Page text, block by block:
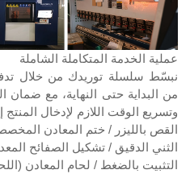
عملية الخدمة المتكاملة الشاملة
نبسّط سلسلة توريدك من خلال
من البداية حتى النهاية، مع
وتسريع الوقت اللازم لإدخال
القص بالليزر / ختم المعادن
الثني الدقيق / تشكيل الصفائح
التثبيت بالضغط / لحام المعادن